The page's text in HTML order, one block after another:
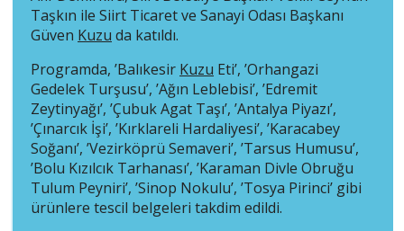
Taşkın ile Siirt Ticaret ve Sanayi Odası Başkanı
Güven Kuzu da katıldı.
Programda, ’Balıkesir Kuzu Eti’, ’Orhangazi
Gedelek Turşusu’, ’Ağın Leblebisi’, ’Edremit
Zeytinyağı’, ’Çubuk Agat Taşı’, ’Antalya Piyazı’,
’Çınarcık İşi’, ’Kırklareli Hardaliyesi’, ’Karacabey
Soğanı’, ’Vezirköprü Semaveri’, ’Tarsus Humusu’,
’Bolu Kızılcık Tarhanası’, ’Karaman Divle Obruğu
Tulum Peyniri’, ’Sinop Nokulu’, ’Tosya Pirinci’ gibi
ürünlere tescil belgeleri takdim edildi.